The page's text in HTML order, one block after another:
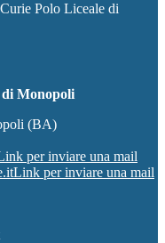
Polo Liceale di
Monopoli
(BA)
per inviare una mail
Link per inviare una mail